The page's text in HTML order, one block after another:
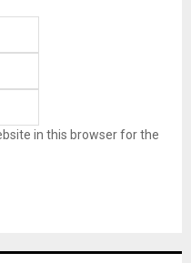
in this browser for the